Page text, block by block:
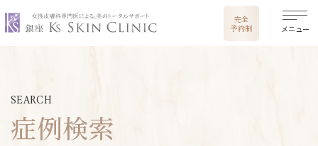
銀座ケイスキンクリニック
完全
予約制
メニュー
SEARCH
症例検索